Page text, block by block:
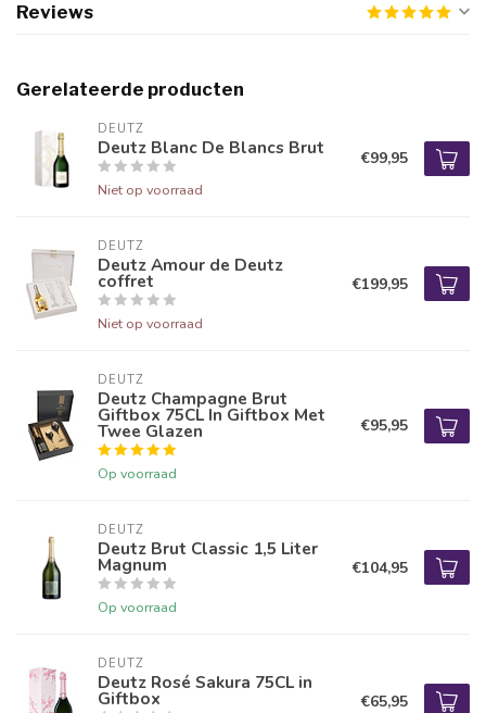
Reviews
Gerelateerde producten
DEUTZ
Deutz Blanc De Blancs Brut
Niet op voorraad
€99,95
DEUTZ
Deutz Amour de Deutz
coffret
Niet op voorraad
€199,95
DEUTZ
Deutz Champagne Brut
Giftbox 75CL In Giftbox Met
Twee Glazen
Op voorraad
€95,95
DEUTZ
Deutz Brut Classic 1,5 Liter
Magnum
Op voorraad
€104,95
DEUTZ
Deutz Rosé Sakura 75CL in
Giftbox €65,95